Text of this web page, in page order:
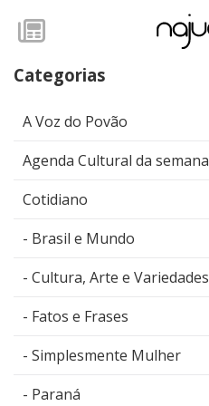
Categorias
A Voz do Povão
Agenda Cultural da semana
Cotidiano
Brasil e Mundo
Cultura, Arte e Variedades
Fatos e Frases
Simplesmente Mulher
Paraná